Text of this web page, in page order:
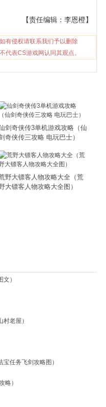
【责任编辑：李恩橙】
有侵权请联系我们予以删除
代表CS游戏网认同其观点。
剑奇侠传3单机游戏攻略（仙
奇侠传三攻略 电玩巴士）
野大镖客人物攻略大全（荒
大镖客人物攻略大全图）
）
老屋）
任务飞剑攻略图）
略）